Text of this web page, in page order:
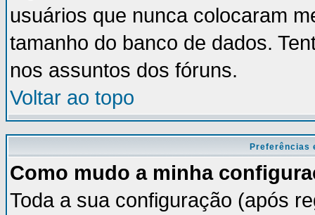
usuários que nunca colocaram
tamanho do banco de dados.
nos assuntos dos fóruns.
Voltar ao topo
Preferências
Como mudo a minha
Toda a sua configuração (após